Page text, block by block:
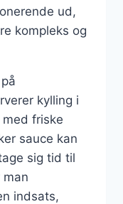
ud,
kompleks og
kylling i
friske
sauce kan
sig tid til
indsats,